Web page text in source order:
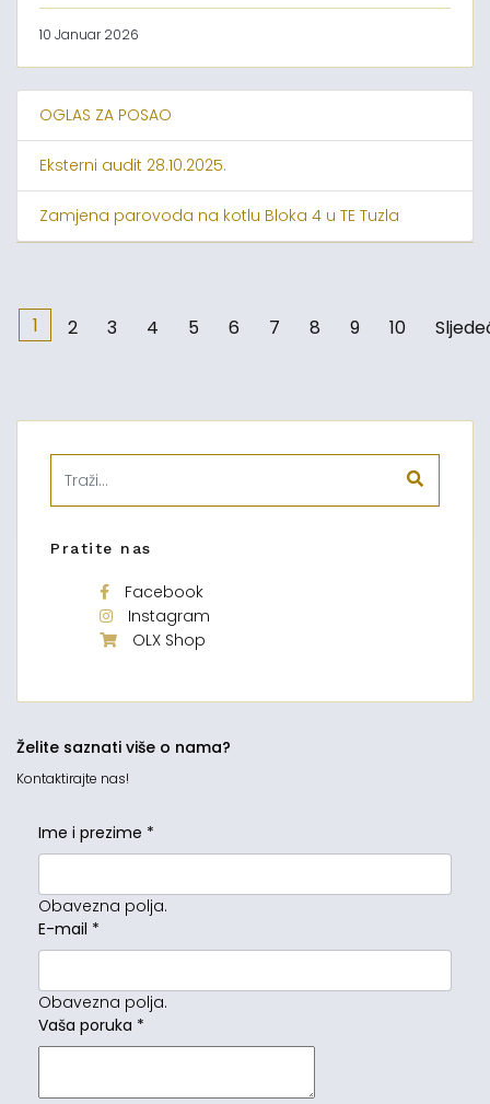
10 Januar 2026
OGLAS ZA POSAO
Eksterni audit 28.10.2025.
Zamjena parovoda na kotlu Bloka 4 u TE Tuzla
1 2 3 4 5 6 7 8 9 10
Pratite nas
Facebook
Instagram
OLX Shop
Želite saznati više o nama?
Kontaktirajte nas!
Ime i prezime *
Obavezna polja.
E-mail *
Obavezna polja.
Vaša poruka *